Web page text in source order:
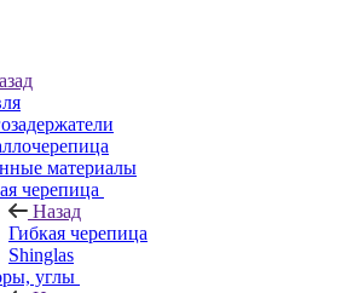
материалы
черепица
Назад
Гибкая черепица
Shinglas
углы